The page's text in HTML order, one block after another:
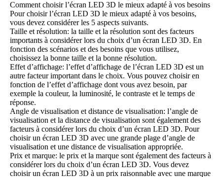
Comment choisir l’écran LED 3D le mieux adapté à vos besoins
Pour choisir l’écran LED 3D le mieux adapté à vos besoins,
vous devez considérer les 5 aspects suivants.
Taille et résolution: la taille et la résolution sont des facteurs
importants à considérer lors du choix d’un écran LED 3D. En
fonction des scénarios et des besoins que vous utilisez,
choisissez la bonne taille et la bonne résolution.
Effet d’affichage: l’effet d’affichage de l’écran LED 3D est un
autre facteur important dans le choix. Vous pouvez choisir en
fonction de l’effet d’affichage dont vous avez besoin, par
exemple la couleur, la luminosité, le contraste et le temps de
réponse.
Angle de visualisation et distance de visualisation: l’angle de
visualisation et la distance de visualisation sont également des
facteurs à considérer lors du choix d’un écran LED 3D. Pour
choisir un écran LED 3D avec une grande plage d’angle de
visualisation et une distance de visualisation appropriée.
Prix et marque: le prix et la marque sont également des facteurs à
considérer lors du choix d’un écran LED 3D. Vous devez
choisir un écran LED 3D à un prix raisonnable avec une marque